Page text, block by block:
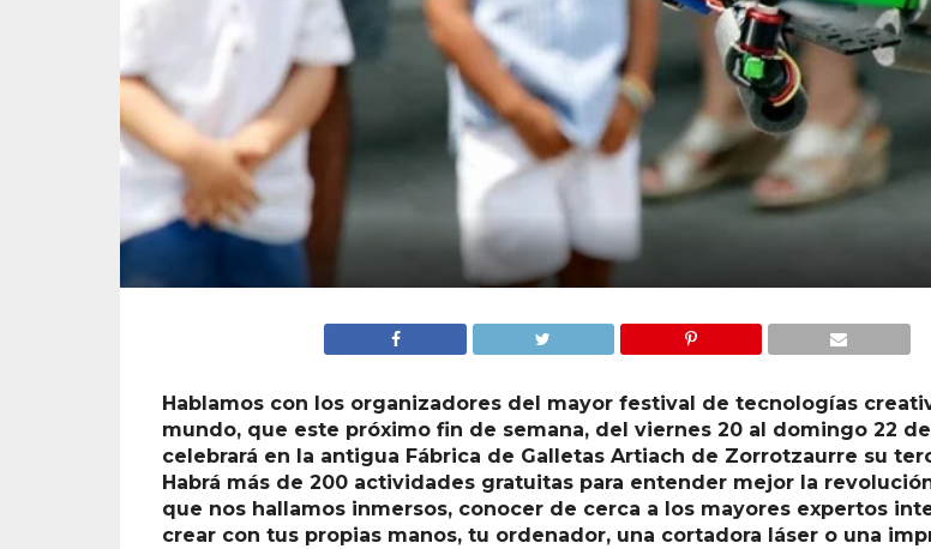
Hablamos con los organizadores del mayor festival de tecnologías
mundo, que este próximo fin de semana, del viernes 20 al domingo 22
celebrará en la antigua Fábrica de Galletas Artiach de Zorrotzaurre su
Habrá más de 200 actividades gratuitas para entender mejor la
que nos hallamos inmersos, conocer de cerca a los mayores expertos
crear con tus propias manos, tu ordenador, una cortadora láser o una